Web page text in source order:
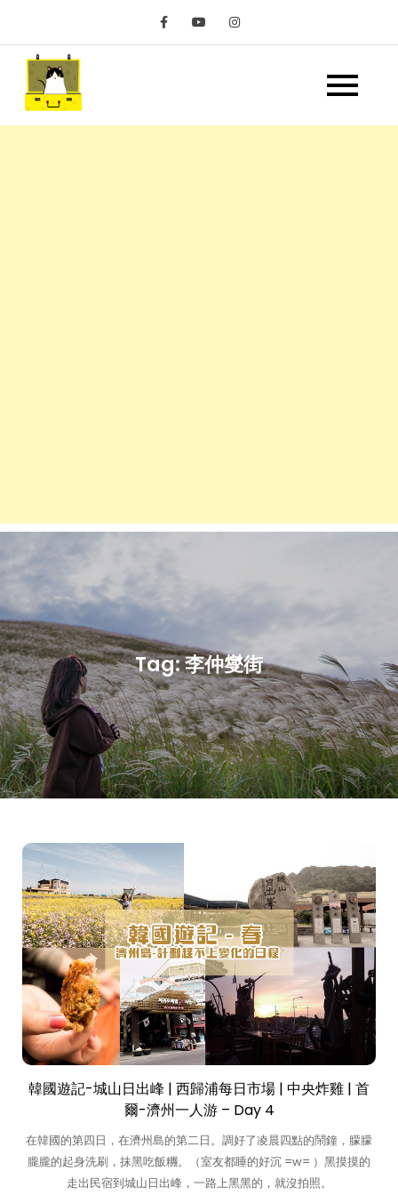
content
嘿 我要旅行 Hey Travel
Life
Tag:李仲燮街
韓國遊記-城山日出峰 | 西歸浦每日市場 | 中央炸雞 | 首
爾-濟州一人游 – Day 4
在韓國的第四日，在濟州島的第二日。調好了凌晨四點的鬧鐘，朦朦
朧朧的起身洗刷，抹黑吃飯糰。（室友都睡的好沉 =w= ）黑摸摸的
走出民宿到城山日出峰，一路上黑黑的，就沒拍照。